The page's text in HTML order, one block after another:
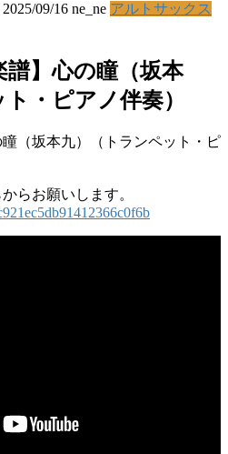
2025/09/16 ne_ne アルトサックス
譜】心の瞳（坂本
・ピアノ伴奏）
瞳（坂本九）（トランペット・ピ
らお願いします。